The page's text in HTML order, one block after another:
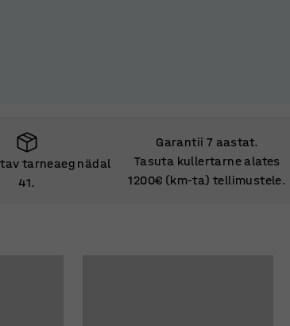
tarneaeg nädal
41.
Garantii 7 aastat.
Tasuta kullertarne alates
1200€ (km-ta) tellimustele.